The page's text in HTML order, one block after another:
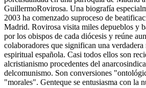
GuillermoRovirosa. Una biografía
2003 ha comenzado suproceso de
Madrid. Rovirosa visita miles depueblos y
por los obispos de cada diócesis y reúne
colaboradores que significan una
espiritual española. Casi todos ellos son
alcristianismo procedentes del
delcomunismo. Son conversiones
"morales". Genteque se entusiasma con la